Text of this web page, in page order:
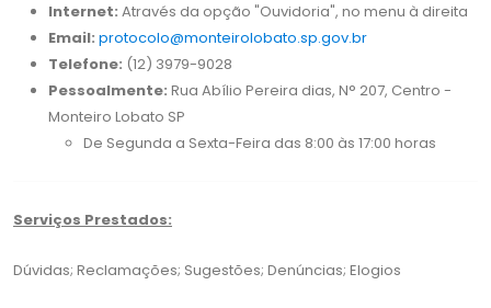
Internet: Através da opção "Ouvidoria", no menu à direita
Email: protocolo@monteirolobato.sp.gov.br
Telefone: (12) 3979-9028
Pessoalmente: Rua Abílio Pereira dias, N° 207, Centro -
Monteiro Lobato SP
De Segunda a Sexta-Feira das 8:00 às 17:00 horas
Serviços Prestados:
Dúvidas; Reclamações; Sugestões; Denúncias; Elogios